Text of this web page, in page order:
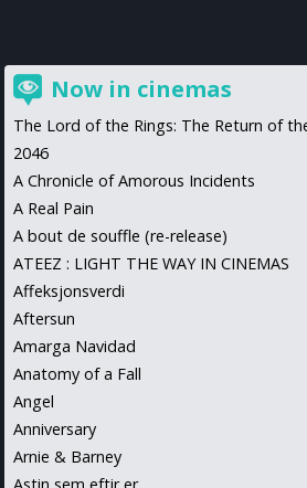
Now in cinemas
The Lord of the Rings: The Return of
2046
A Chronicle of Amorous Incidents
A Real Pain
A bout de souffle (re-release)
ATEEZ : LIGHT THE WAY IN CINEMAS
Affeksjonsverdi
Aftersun
Amarga Navidad
Anatomy of a Fall
Angel
Anniversary
Arnie & Barney